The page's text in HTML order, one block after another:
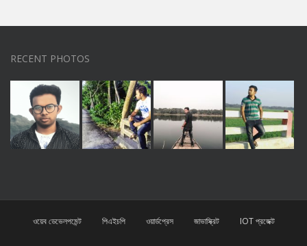
RECENT PHOTOS
ওয়েব ডেভেলপমেন্ট পিএইচপি ওয়ার্ডপ্রেস জাভাস্ক্রিট IOT প্রজেক্ট